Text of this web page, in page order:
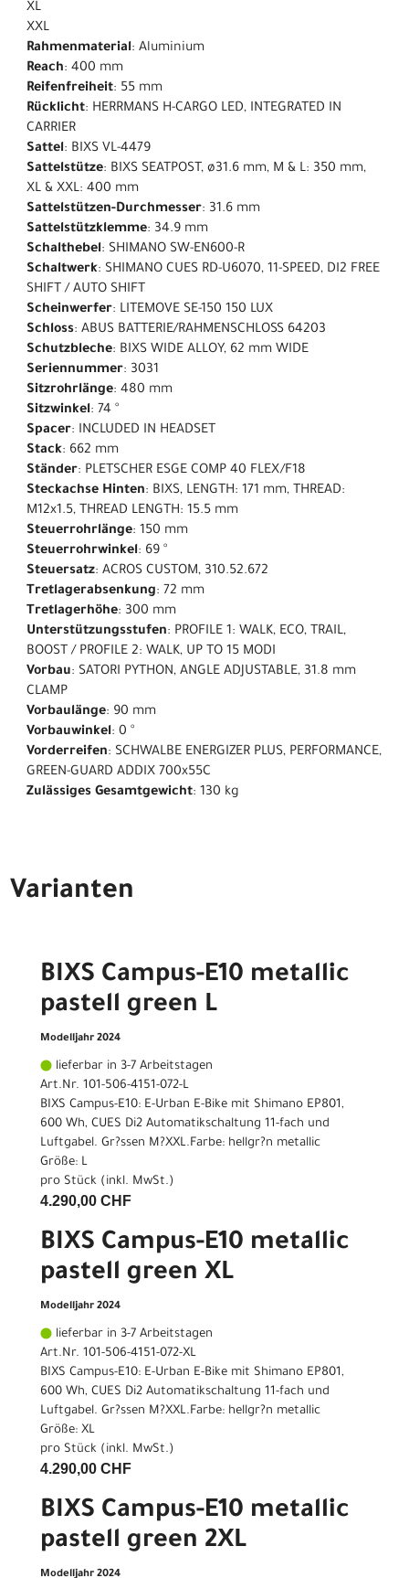
XL
XXL
Rahmenmaterial: Aluminium
Reach: 400 mm
Reifenfreiheit: 55 mm
Rücklicht: HERRMANS H-CARGO LED, INTEGRATED IN
CARRIER
Sattel: BIXS VL-4479
Sattelstütze: BIXS SEATPOST, ø31.6 mm, M & L: 350 mm,
XL & XXL: 400 mm
Sattelstützen-Durchmesser: 31.6 mm
Sattelstützklemme: 34.9 mm
Schalthebel: SHIMANO SW-EN600-R
Schaltwerk: SHIMANO CUES RD-U6070, 11-SPEED, DI2 FREE
SHIFT / AUTO SHIFT
Scheinwerfer: LITEMOVE SE-150 150 LUX
Schloss: ABUS BATTERIE/RAHMENSCHLOSS 64203
Schutzbleche: BIXS WIDE ALLOY, 62 mm WIDE
Seriennummer: 3031
Sitzrohrlänge: 480 mm
Sitzwinkel: 74 °
Spacer: INCLUDED IN HEADSET
Stack: 662 mm
Ständer: PLETSCHER ESGE COMP 40 FLEX/F18
Steckachse Hinten: BIXS, LENGTH: 171 mm, THREAD:
M12x1.5, THREAD LENGTH: 15.5 mm
Steuerrohrlänge: 150 mm
Steuerrohrwinkel: 69 °
Steuersatz: ACROS CUSTOM, 310.52.672
Tretlagerabsenkung: 72 mm
Tretlagerhöhe: 300 mm
Unterstützungsstufen: PROFILE 1: WALK, ECO, TRAIL,
BOOST / PROFILE 2: WALK, UP TO 15 MODI
Vorbau: SATORI PYTHON, ANGLE ADJUSTABLE, 31.8 mm
CLAMP
Vorbaulänge: 90 mm
Vorbauwinkel: 0 °
Vorderreifen: SCHWALBE ENERGIZER PLUS, PERFORMANCE,
GREEN-GUARD ADDIX 700x55C
Zulässiges Gesamtgewicht: 130 kg
Varianten
BIXS Campus-E10 metallic
pastell green L
Modelljahr 2024
lieferbar in 3-7 Arbeitstagen
Art.Nr. 101-506-4151-072-L
BIXS Campus-E10: E-Urban E-Bike mit Shimano EP801,
600 Wh, CUES Di2 Automatikschaltung 11-fach und
Luftgabel. Gr?ssen M?XXL.Farbe: hellgr?n metallic
Größe: L
pro Stück (inkl. MwSt.)
4.290,00 CHF
BIXS Campus-E10 metallic
pastell green XL
Modelljahr 2024
lieferbar in 3-7 Arbeitstagen
Art.Nr. 101-506-4151-072-XL
BIXS Campus-E10: E-Urban E-Bike mit Shimano EP801,
600 Wh, CUES Di2 Automatikschaltung 11-fach und
Luftgabel. Gr?ssen M?XXL.Farbe: hellgr?n metallic
Größe: XL
pro Stück (inkl. MwSt.)
4.290,00 CHF
BIXS Campus-E10 metallic
pastell green 2XL
Modelljahr 2024